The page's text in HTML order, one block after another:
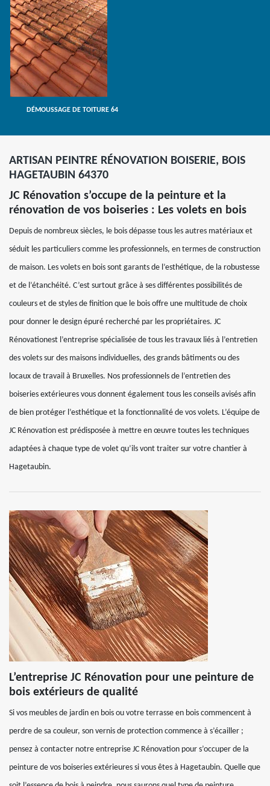
DÉMOUSSAGE DE TOITURE 64
ARTISAN PEINTRE RÉNOVATION BOISERIE, BOIS
HAGETAUBIN 64370
JC Rénovation s’occupe de la peinture et la
rénovation de vos boiseries : Les volets en bois
Depuis de nombreux siècles, le bois dépasse tous les autres matériaux et
séduit les particuliers comme les professionnels, en termes de construction
de maison. Les volets en bois sont garants de l’esthétique, de la robustesse
et de l’étanchéité. C’est surtout grâce à ses différentes possibilités de
couleurs et de styles de finition que le bois offre une multitude de choix
pour donner le design épuré recherché par les propriétaires. JC
Rénovationest l’entreprise spécialisée de tous les travaux liés à l’entretien
des volets sur des maisons individuelles, des grands bâtiments ou des
locaux de travail à Bruxelles. Nos professionnels de l’entretien des
boiseries extérieures vous donnent également tous les conseils avisés afin
de bien protéger l’esthétique et la fonctionnalité de vos volets. L’équipe de
JC Rénovation est prédisposée à mettre en œuvre toutes les techniques
adaptées à chaque type de volet qu’ils vont traiter sur votre chantier à
Hagetaubin.
L’entreprise JC Rénovation pour une peinture de
bois extérieurs de qualité
Si vos meubles de jardin en bois ou votre terrasse en bois commencent à
perdre de sa couleur, son vernis de protection commence à s’écailler ;
pensez à contacter notre entreprise JC Rénovation pour s’occuper de la
peinture de vos boiseries extérieures si vous êtes à Hagetaubin. Quelle que